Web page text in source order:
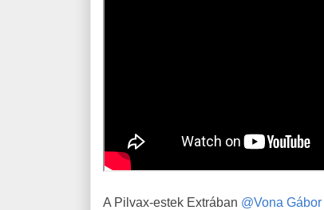
A Pilvax-estek Extrában @Vona Gábor